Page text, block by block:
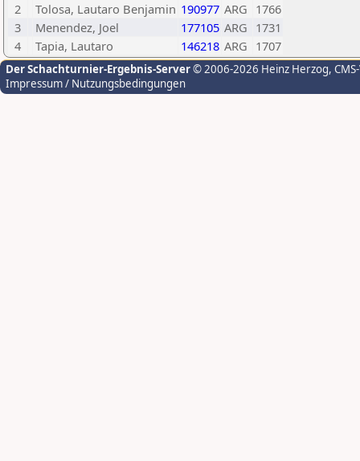
2
Tolosa, Lautaro Benjamin 190977 ARG 1766
3
Menendez, Joel 177105 ARG 1731
4
Tapia, Lautaro 146218 ARG 1707
Der Schachturnier-Ergebnis-Server© 2006-2026 Heinz Herzog,
Impressum / Nutzungsbedingungen